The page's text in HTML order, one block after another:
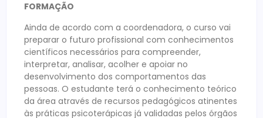
FORMAÇÃO
Ainda de acordo com a coordenadora, o curso vai
preparar o futuro profissional com conhecimentos
científicos necessários para compreender,
interpretar, analisar, acolher e apoiar no
desenvolvimento dos comportamentos das
pessoas. O estudante terá o conhecimento teórico
da área através de recursos pedagógicos atinentes
às práticas psicoterápicas já validadas pelos órgãos